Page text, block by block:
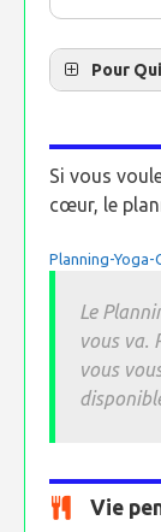
Pour
Si vous
cœur, le
Planning-Yoga-
Le
vous va.
vous
Vie